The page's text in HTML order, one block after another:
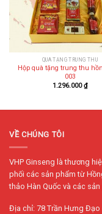
QUÀ TẶNG TRUNG THU
Hộp quà tặng trung thu
003
1.296.000₫
VỀ CHÚNG TÔI
VHP Ginseng là thương
phối các sản phẩm từ
thảo Hàn Quốc và các
Địa chỉ: 78 Trần Hưng Đạo